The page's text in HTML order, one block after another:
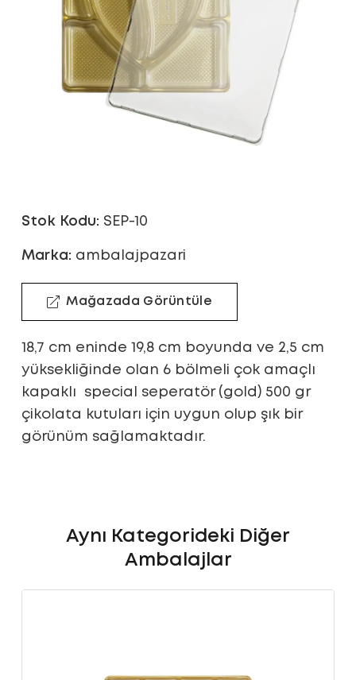
Stok Kodu: SEP-10
Marka: ambalajpazari
Mağazada Görüntüle
18,7 cm eninde 19,8 cm boyunda ve 2,5 cm
yüksekliğinde olan 6 bölmeli çok amaçlı
kapaklı special seperatör (gold) 500 gr
çikolata kutuları için uygun olup şık bir
görünüm sağlamaktadır.
Aynı Kategorideki Diğer
Ambalajlar